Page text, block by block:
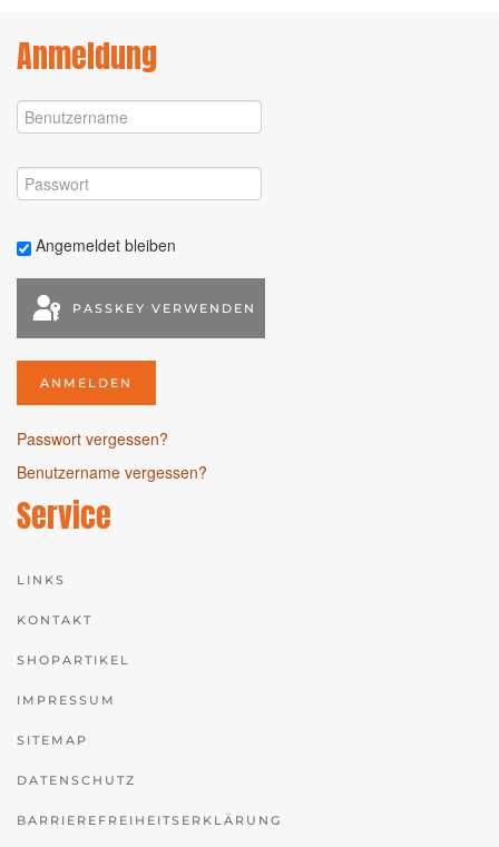
Anmeldung
Angemeldet bleiben
PASSKEY VERWENDEN
ANMELDEN
Passwort vergessen?
Benutzername vergessen?
Service
LINKS
KONTAKT
SHOPARTIKEL
IMPRESSUM
SITEMAP
DATENSCHUTZ
BARRIEREFREIHEITSERKLÄRUNG